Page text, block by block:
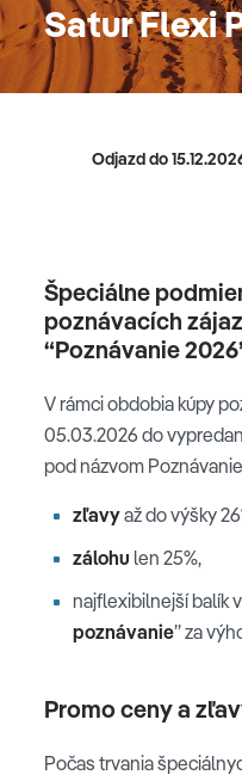
Satur Flexi
Odjazd do
Špeciálne
poznávacích
“Poznávanie
V rámci obdobia kúpy
05.03.2026 do
pod názvom
zľavyaž do výšky
zálohu len 25%,
najflexibilnejší balík
poznávanie” za
Promo ceny a
Počas trvania